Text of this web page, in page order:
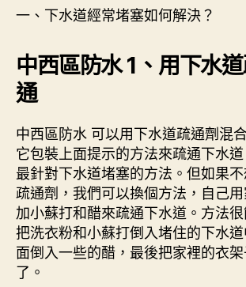
一、下水道經常堵塞如何解決？
中西區防水 1、用下水
通
中西區防水 可以用下水道疏通劑混
它包裝上面提示的方法來疏通下水
最針對下水道堵塞的方法。但如果
疏通劑，我們可以換個方法，自己
加小蘇打和醋來疏通下水道。方法
把洗衣粉和小蘇打倒入堵住的下水
面倒入一些的醋，最後把家裡的衣
了。